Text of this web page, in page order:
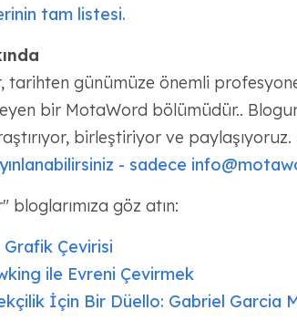
tam listesi.
tarihten günümüze önemli
bir MotaWord bölümüdür..
birleştiriyor ve paylaşıyoruz.
- sadece
bloglarımıza göz atın:
Çevirisi
ile Evreni Çevirmek
İçin Bir Düello: Gabriel Garcia